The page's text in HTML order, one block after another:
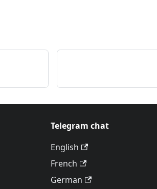
Telegram chat
English
French
German